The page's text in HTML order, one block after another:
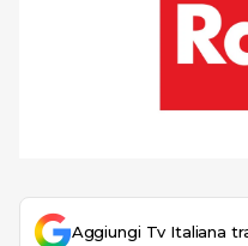
Aggiungi Tv Italiana